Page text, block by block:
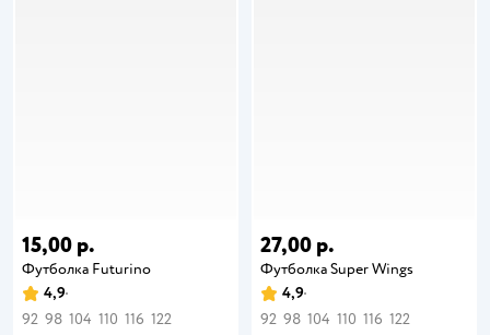
15,00 р.
Футболка Futurino
4,9
92 98 104 110 116 122
27,00 р.
Футболка Super Wings
4,9
92 98 104 110 116 122